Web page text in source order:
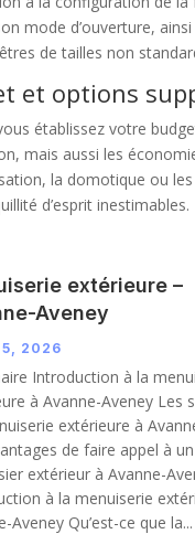
mode d’ouverture,
de tailles non
et options
établissez votre
mais aussi les
la domotique ou
d’esprit inestimables.
extérieure –
Aveney
5, 2026
Introduction à la
à Avanne-Aveney Les
extérieure à
de faire appel à un
extérieur à Avanne-
à la menuiserie
Aveney Qu’est-ce que la...